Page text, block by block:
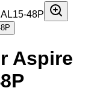
Aspire